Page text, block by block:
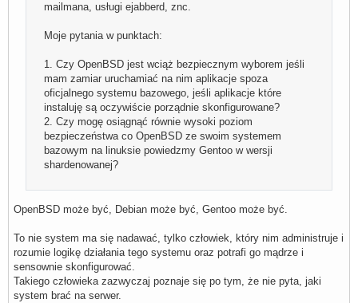
mailmana, usługi ejabberd, znc.
Moje pytania w punktach:
1. Czy OpenBSD jest wciąż bezpiecznym wyborem jeśli
mam zamiar uruchamiać na nim aplikacje spoza
oficjalnego systemu bazowego, jeśli aplikacje które
instaluję są oczywiście porządnie skonfigurowane?
2. Czy mogę osiągnąć równie wysoki poziom
bezpieczeństwa co OpenBSD ze swoim systemem
bazowym na linuksie powiedzmy Gentoo w wersji
shardenowanej?
OpenBSD może być, Debian może być, Gentoo może być.
To nie system ma się nadawać, tylko człowiek, który nim administruje i
rozumie logikę działania tego systemu oraz potrafi go mądrze i
sensownie skonfigurować.
Takiego człowieka zazwyczaj poznaje się po tym, że nie pyta, jaki
system brać na serwer.